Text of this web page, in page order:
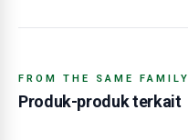
FROM THE SAME FAMILY
Produk-produk terkait